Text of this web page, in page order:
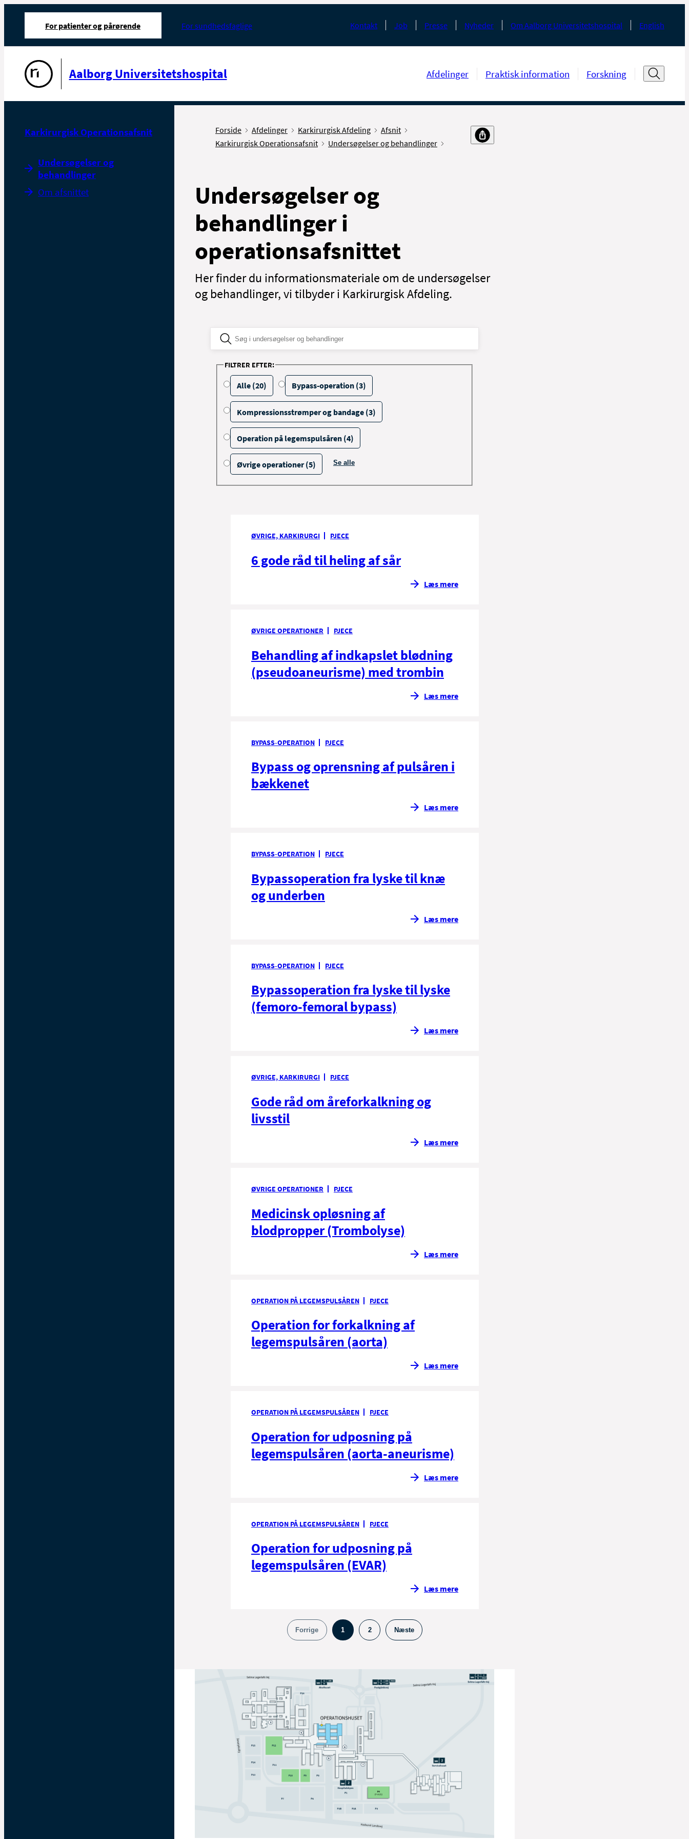
For patienter og pårørende For sundhedsfaglige Kontakt Job Presse Nyheder Om Aalborg Universitetshospital English
Aalborg Universitetshospital Afdelinger Praktisk information Forskning
Karkirurgisk Operationsafsnit
Undersøgelser og
behandlinger
Om afsnittet
Forside Afdelinger Karkirurgisk Afdeling
Afsnit
Karkirurgisk Operationsafsnit
Undersøgelser og behandlinger
Undersøgelser og
behandlinger i
operationsafsnittet
Her finder du informationsmateriale om de undersøgelser
og behandlinger, vi tilbyder i Karkirurgisk Afdeling.
FILTRER EFTER:
Alle (20) Bypass-operation (3)
Kompressionsstrømper og bandage (3)
Operation på legemspulsåren (4)
Øvrige operationer (5) Se alle
filtrerings muligheder
ØVRIGE, KARKIRURGI PJECE
6 gode råd til heling af sår
Læs mere
ØVRIGE OPERATIONER PJECE
Behandling af indkapslet blødning
(pseudoaneurisme) med trombin
Læs mere
BYPASS-OPERATION PJECE
Bypass og oprensning af pulsåren i
bækkenet
Læs mere
BYPASS-OPERATION PJECE
Bypassoperation fra lyske til knæ
og underben
Læs mere
BYPASS-OPERATION PJECE
Bypassoperation fra lyske til lyske
(femoro-femoral bypass)
Læs mere
ØVRIGE, KARKIRURGI PJECE
Gode råd om åreforkalkning og
livsstil
Læs mere
ØVRIGE OPERATIONER PJECE
Medicinsk opløsning af
blodpropper (Trombolyse)
Læs mere
OPERATION PÅ LEGEMSPULSÅREN PJECE
Operation for forkalkning af
legemspulsåren (aorta)
Læs mere
OPERATION PÅ LEGEMSPULSÅREN PJECE
Operation for udposning på
legemspulsåren (aorta-aneurisme)
Læs mere
OPERATION PÅ LEGEMSPULSÅREN PJECE
Operation for udposning på
legemspulsåren (EVAR)
Læs mere
Forrige 1 2 Næste